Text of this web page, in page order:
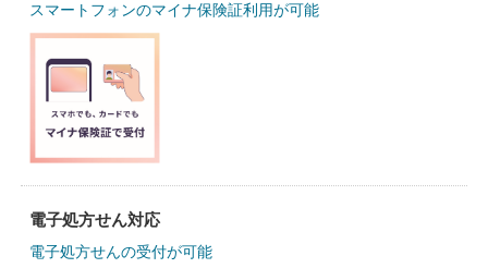
スマートフォンのマイナ保険証利用が可能
電子処方せん対応
電子処方せんの受付が可能